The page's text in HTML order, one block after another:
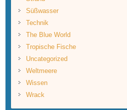
Süßwasser
Technik
The Blue World
Tropische Fische
Uncategorized
Weltmeere
Wissen
Wrack